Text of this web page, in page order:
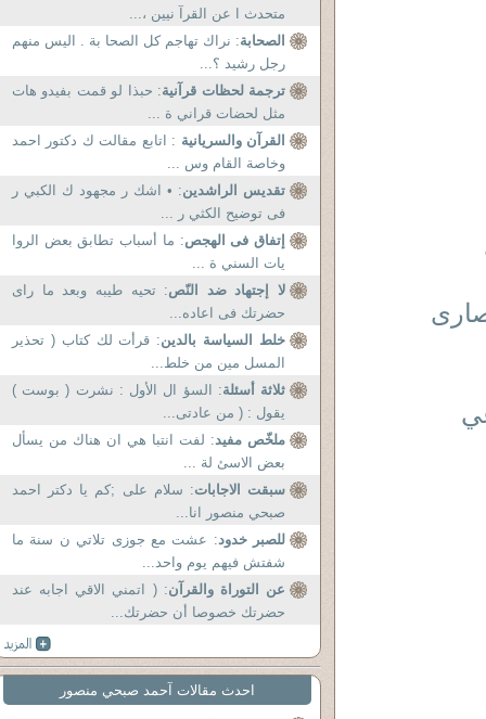
متحدث ا عن القرآ نيين ،...
الصحابة: نراك تهاجم كل الصحا بة . اليس منهم
رجل رشيد ؟...
ترجمة لحظات قرآنية: حبذا لو قمت بفيدو هات
مثل لحضات قراني ة ...
القرآن والسريانية : اتابع مقالت ك دكتور احمد
وخاصة القام وس ...
تقديس الراشدين: • اشك ر مجهود ك الكبي ر
فى توضيح الكثي ر ...
إتفاق فى الهجص: ما أسباب تطابق بعض الروا
يات السني ة ...
لا إجتهاد ضد النّص: تحيه طيبه وبعد ما راى
حضرتك فى اعاده...
خلط السياسة بالدين: قرأت لك كتاب ( تحذير
المسل مين من خلط...
ثلاثة أسئلة: السؤ ال الأول : نشرت ( بوست )
يقول : ( من عادتى...
ملخّص مفيد: لفت انتبا هي ان هناك من يسأل
بعض الاسئ لة ...
سبقت الاجابات: سلام علی ;کم یا دکتر احمد
صبحي منصور انا...
للصبر خدود: عشت مع جوزى تلاتي ن سنة ما
شفتش فيهم يوم واحد...
عن التوراة والقرآن: ( اتمني الاقي اجابه عند
حضرتك خصوصا أن حضرتك...
احدث مقالات آحمد صبحي منصور